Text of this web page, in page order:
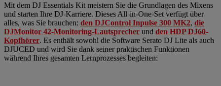
Mit dem DJ Essentials Kit meistern Sie die Grundlagen des Mixens
und starten Ihre DJ-Karriere. Dieses All-in-One-Set verfügt über
alles, was Sie brauchen: den DJControl Inpulse 300 MK2, die
DJMonitor 42-Monitoring-Lautsprecher und den HDP DJ60-
Kopfhörer. Es enthält sowohl die Software Serato DJ Lite als auch
DJUCED und wird Sie dank seiner praktischen Funktionen
während Ihres gesamten Lernprozesses begleiten: